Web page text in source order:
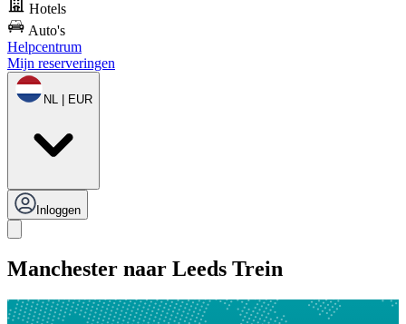
Hotels
Auto's
Helpcentrum
Mijn reserveringen
NL | EUR
Inloggen
Manchester naar Leeds Trein